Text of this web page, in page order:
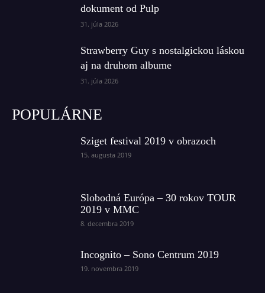
dokument od Pulp
31. júla 2026
Strawberry Guy s nostalgickou láskou
aj na druhom albume
31. júla 2026
POPULÁRNE
Sziget festival 2019 v obrazoch
15. augusta 2019
Slobodná Európa – 30 rokov TOUR
2019 v MMC
8. decembra 2019
Incognito – Sono Centrum 2019
19. novembra 2019